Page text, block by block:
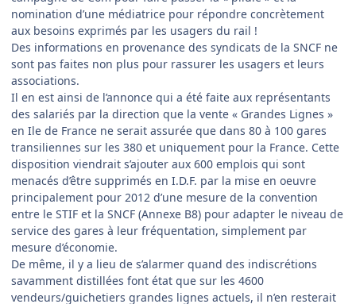
nomination d’une médiatrice pour répondre concrètement
aux besoins exprimés par les usagers du rail !
Des informations en provenance des syndicats de la SNCF ne
sont pas faites non plus pour rassurer les usagers et leurs
associations.
Il en est ainsi de l’annonce qui a été faite aux représentants
des salariés par la direction que la vente « Grandes Lignes »
en Ile de France ne serait assurée que dans 80 à 100 gares
transiliennes sur les 380 et uniquement pour la France. Cette
disposition viendrait s’ajouter aux 600 emplois qui sont
menacés d’être supprimés en I.D.F. par la mise en oeuvre
principalement pour 2012 d’une mesure de la convention
entre le STIF et la SNCF (Annexe B8) pour adapter le niveau de
service des gares à leur fréquentation, simplement par
mesure d’économie.
De même, il y a lieu de s’alarmer quand des indiscrétions
savamment distillées font état que sur les 4600
vendeurs/guichetiers grandes lignes actuels, il n’en resterait